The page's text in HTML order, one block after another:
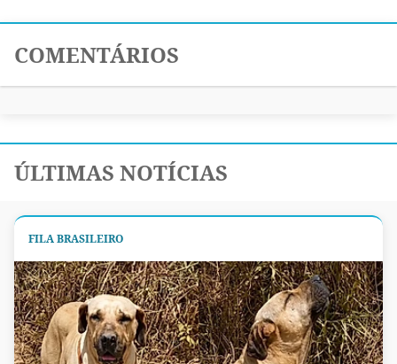
COMENTÁRIOS
ÚLTIMAS NOTÍCIAS
FILA BRASILEIRO